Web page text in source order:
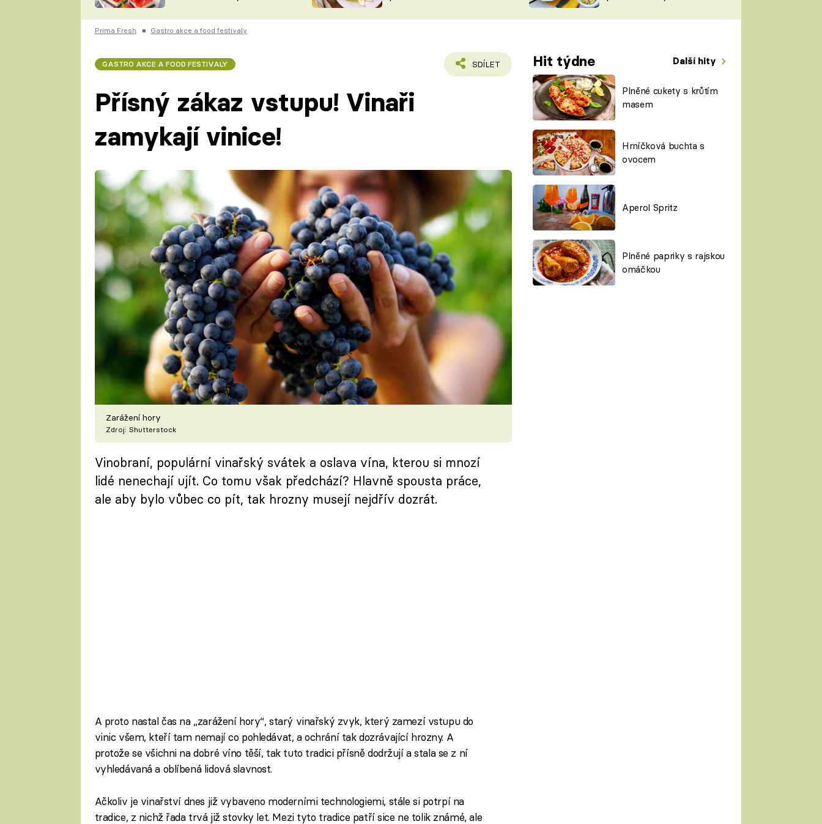
ČESKO NA TALÍŘI
DOMÁCÍ
KUCHAŘKA
VYCHYTÁVKY
ŠÉFREDAKTORKY
ČASOPIS
Prima Fresh ■ Gastro akce a food festivaly
GASTRO AKCE A FOOD FESTIVALY SDÍLET Hit týdne Další hity
Plněné cukety s krůtím
masem
Hrníčková buchta s
ovocem
Aperol Spritz
Plněné papriky s rajskou
omáčkou
Přísný zákaz vstupu! Vinaři
zamykají vinice!
Zarážení hory
Zdroj: Shutterstock
Vinobraní, populární vinařský svátek a oslava vína, kterou si mnozí
lidé nenechají ujít. Co tomu však předchází? Hlavně spousta práce,
ale aby bylo vůbec co pít, tak hrozny musejí nejdřív dozrát.
A proto nastal čas na „zarážení hory“, starý vinařský zvyk, který zamezí vstupu do
vinic všem, kteří tam nemají co pohledávat, a ochrání tak dozrávající hrozny. A
protože se všichni na dobré víno těší, tak tuto tradici přísně dodržují a stala se z ní
vyhledávaná a oblíbená lidová slavnost.
Ačkoliv je vinařství dnes již vybaveno moderními technologiemi, stále si potrpí na
tradice, z nichž řada trvá již stovky let. Mezi tyto tradice patří sice ne tolik známé, ale